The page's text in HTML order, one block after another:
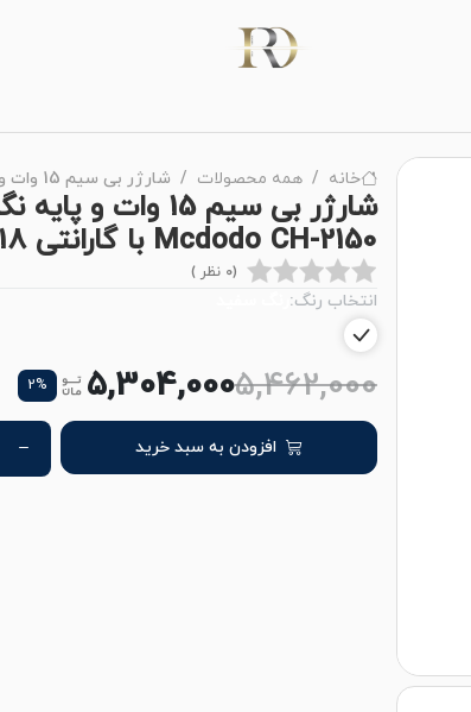
خانه همه محصولات شارژر بی سیم 15 وات و پایه نگهدارنده موبایل مک دودو مدل Mcdodo CH-2150 با گارانتی 18 ماهه شرکتی
شارژر بی سیم 15
Mcdodo CH-2150 با گارانتی 18 ماهه شرکتی
(0 نظر )
انتخاب رنگ:
5,462,000
5,304,000
2%
افزودن به سبد خرید